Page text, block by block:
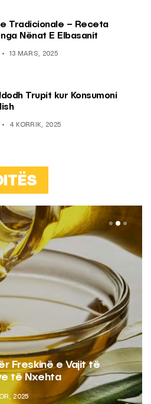
Tradicionale – Receta
Nënat E Elbasanit
13 MARS, 2025
Trupit kur Konsumoni
4 KORRIK, 2025
Përdorni Letrën e
e Ushqimeve
2025